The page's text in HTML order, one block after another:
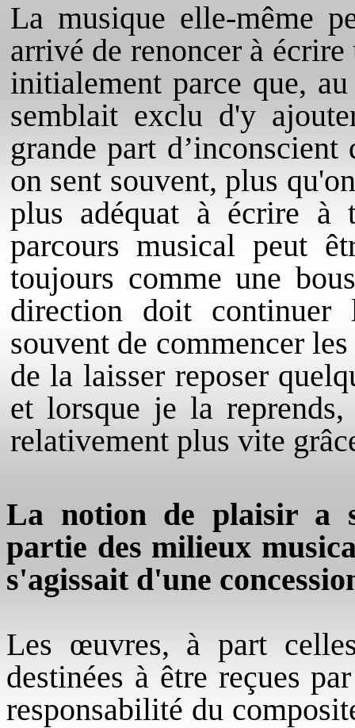
La musique elle-même
arrivé de renoncer à
initialement parce que,
semblait exclu d'y
grande part
on sent souvent, plus
plus adéquat à écrire
parcours musical peut
toujours comme une
direction doit continuer
souvent de commencer
de la laisser reposer
et lorsque je la
relativement plus vite
La notion de plaisir a
partie des milieux
s'agissait d'une
Les œuvres, à part
destinées à être reçues
responsabilité du